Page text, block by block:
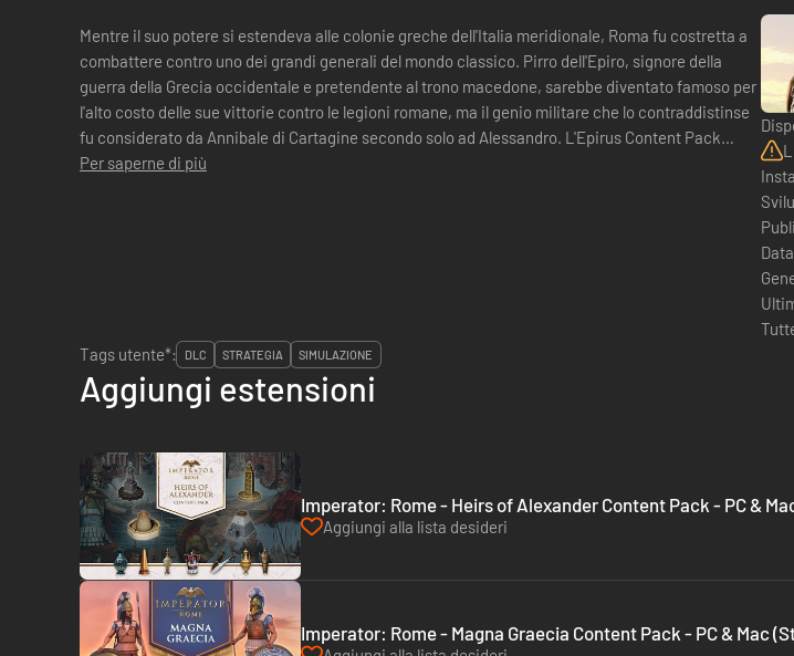
Mentre il suo potere si estendeva alle colonie greche dell'Italia meridionale, Roma fu costretta a
combattere contro uno dei grandi generali del mondo classico. Pirro dell'Epiro, signore della
guerra della Grecia occidentale e pretendente al trono macedone, sarebbe diventato famoso per
l'alto costo delle sue vittorie contro le legioni romane, ma il genio militare che lo contraddistinse
fu considerato da Annibale di Cartagine secondo solo ad Alessandro. L'Epirus Content Pack
include: Modello ...
Per saperne di più
Tags utente*:
DLC STRATEGIA SIMULAZIONE
Aggiungi estensioni
Imperator: Rome - Heirs of Alexander Content Pack - PC &
Aggiungi alla lista desideri
Imperator: Rome - Magna Graecia Content Pack - PC & Mac